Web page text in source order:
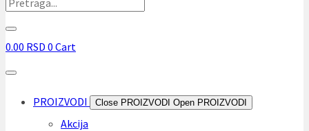
0.00 RSD 0 Cart
PROIZVODI Close PROIZVODI Open PROIZVODI
Akcija